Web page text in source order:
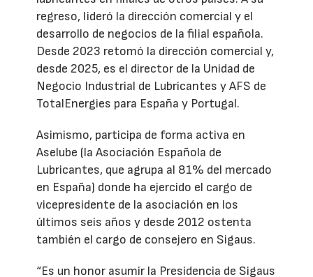
regreso, lideró la dirección comercial y el
desarrollo de negocios de la filial española.
Desde 2023 retomó la dirección comercial y,
desde 2025, es el director de la Unidad de
Negocio Industrial de Lubricantes y AFS de
TotalEnergies para España y Portugal.
Asimismo, participa de forma activa en
Aselube (la Asociación Española de
Lubricantes, que agrupa al 81% del mercado
en España) donde ha ejercido el cargo de
vicepresidente de la asociación en los
últimos seis años y desde 2012 ostenta
también el cargo de consejero en Sigaus.
“Es un honor asumir la Presidencia de Sigaus